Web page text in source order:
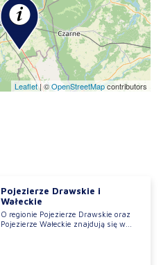
Leaflet |©OpenStreetMapcontributors
Pojezierze Drawskie i
Wałeckie
O regionie Pojezierze Drawskie oraz
Pojezierze Wałeckie znajdują się w...